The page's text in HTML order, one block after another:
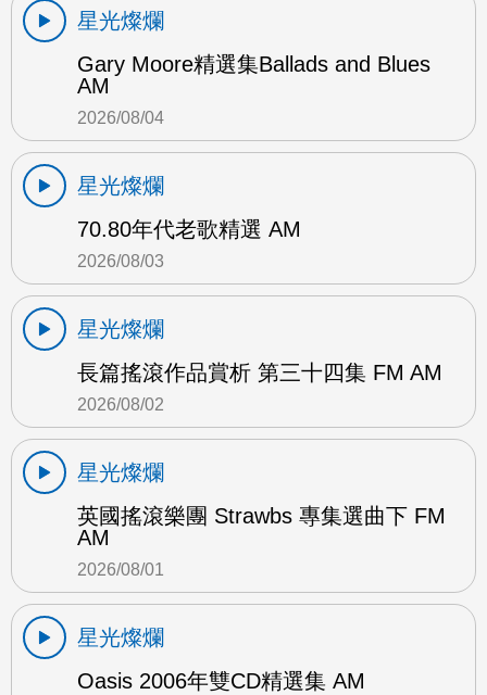
星光燦爛
Gary Moore精選集Ballads and Blues
AM
2026/08/04
星光燦爛
70.80年代老歌精選 AM
2026/08/03
星光燦爛
長篇搖滾作品賞析 第三十四集 FM AM
2026/08/02
星光燦爛
英國搖滾樂團 Strawbs 專集選曲下 FM
AM
2026/08/01
星光燦爛
Oasis 2006年雙CD精選集 AM